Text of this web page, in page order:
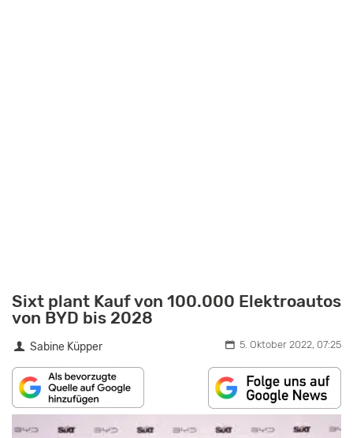
Sixt plant Kauf von 100.000 Elektroautos
von BYD bis 2028
Sabine Küpper 5. Oktober 2022, 07:25